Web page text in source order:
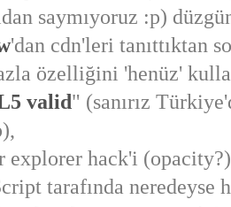
saymıyoruz :p)
'dan cdn'leri tanıttıktan
özelliğini 'henüz'
valid" (sanırız
explorer hack'i
tarafında neredeyse